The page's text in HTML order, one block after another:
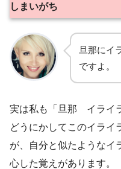
しまいがち
旦那にイ
ですよ。
実は私も「旦那 イライ
どうにかしてこのイライ
が、自分と似たようなイ
心した覚えがあります。